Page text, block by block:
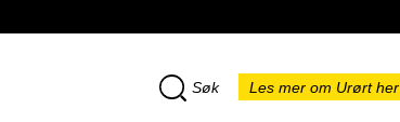
Søk Les mer om Urørt her